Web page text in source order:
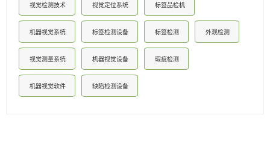
视觉检测技术 视觉定位系统 标签品检机
机器视觉系统 标签检测设备 标签检测 外观检测
视觉测量系统 机器视觉设备 瑕疵检测
机器视觉软件 缺陷检测设备